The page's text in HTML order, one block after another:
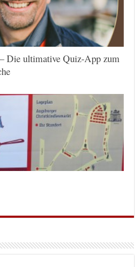
Die ultimative Quiz-App zum